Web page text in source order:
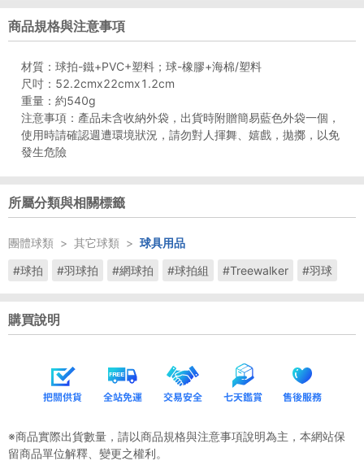
商品規格與注意事項
材質：球拍-鐵+PVC+塑料；球-橡膠+海棉/塑料
尺吋：52.2cmx22cmx1.2cm
重量：約540g
注意事項：產品未含收納外袋，出貨時附贈簡易藍色外袋一個，
使用時請確認週遭環境狀況，請勿對人揮舞、嬉戲，拋擲，以免
發生危險
所屬分類與相關標籤
團體球類 > 其它球類 > 球具用品
#球拍
#羽球拍 #網球拍 #球拍組 #Treewalker #羽球
購買說明
※商品實際出貨數量，請以商品規格與注意事項說明為主，本網站保
留商品單位解釋、變更之權利。